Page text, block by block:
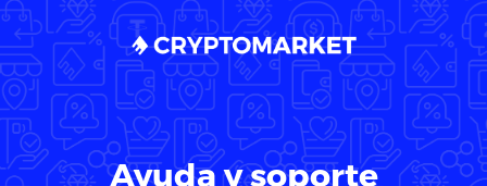
Ayuda y soporte